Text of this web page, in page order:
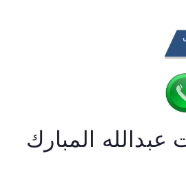
المبارك